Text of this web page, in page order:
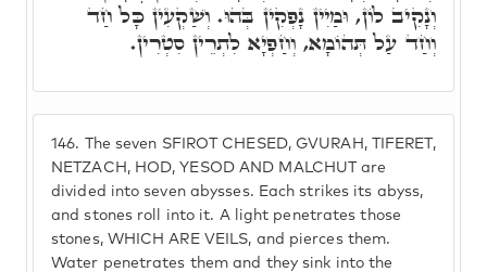
146.
The seven SFIROT CHESED, GVURAH, TIFERET,
NETZACH, HOD, YESOD AND MALCHUT are
divided into seven abysses. Each strikes its abyss,
and stones roll into it. A light penetrates those
stones, WHICH ARE VEILS, and pierces them.
Water penetrates them and they sink into the
וְנָקִיב לוֹן, וּמַיִין נָפְקִין בְּהוּ. וְשַׁקְעִין כָּל חַד
וְחַד עַל תְּהוֹמָא, וְחַפְיָא לִתְרֵין סִטְרִין.